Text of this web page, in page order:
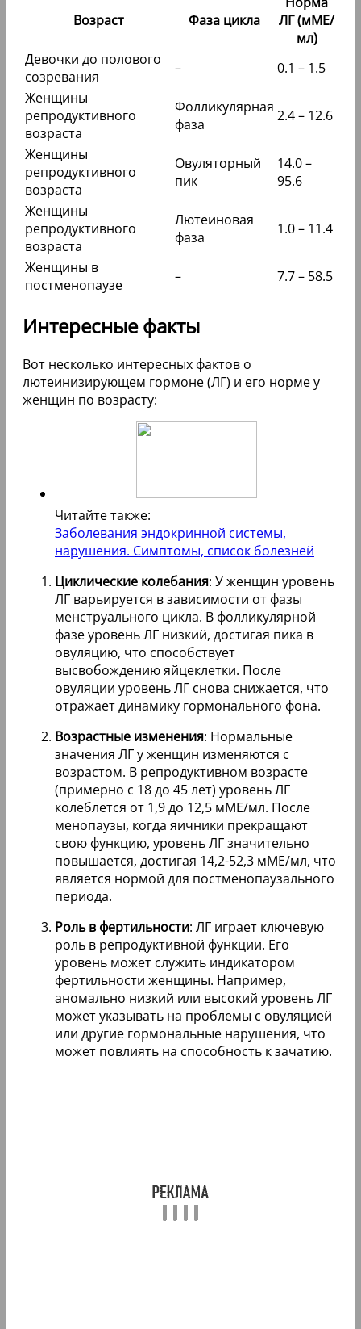
Возраст Фаза цикла
ЛГ (мМЕ/
мл)
Девочки до полового
созревания
–
0.1 – 1.5
Женщины
репродуктивного
возраста
Фолликулярная
фаза
2.4 – 12.6
Женщины
репродуктивного
возраста
Овуляторный
пик
14.0 –
95.6
Женщины
репродуктивного
возраста
Лютеиновая
фаза
1.0 – 11.4
Женщины в
постменопаузе
– 7.7 – 58.5
Интересные факты
Вот несколько интересных фактов о
лютеинизирующем гормоне (ЛГ) и его норме у
женщин по возрасту:
Читайте также:
Заболевания эндокринной системы,
нарушения. Симптомы, список болезней
Циклические колебания: У женщин уровень
ЛГ варьируется в зависимости от фазы
менструального цикла. В фолликулярной
фазе уровень ЛГ низкий, достигая пика в
овуляцию, что способствует
высвобождению яйцеклетки. После
овуляции уровень ЛГ снова снижается, что
отражает динамику гормонального фона.
Возрастные изменения: Нормальные
значения ЛГ у женщин изменяются с
возрастом. В репродуктивном возрасте
(примерно с 18 до 45 лет) уровень ЛГ
колеблется от 1,9 до 12,5 мМЕ/мл. После
менопаузы, когда яичники прекращают
свою функцию, уровень ЛГ значительно
повышается, достигая 14,2-52,3 мМЕ/мл, что
является нормой для постменопаузального
периода.
Роль в фертильности: ЛГ играет ключевую
роль в репродуктивной функции. Его
уровень может служить индикатором
фертильности женщины. Например,
аномально низкий или высокий уровень ЛГ
может указывать на проблемы с овуляцией
или другие гормональные нарушения, что
может повлиять на способность к зачатию.